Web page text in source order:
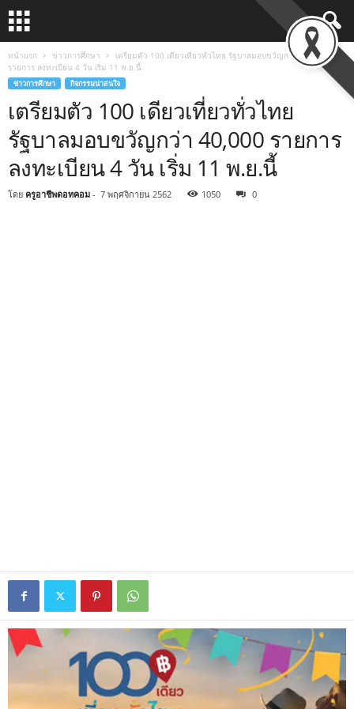
หน้าแรก ข่าวการศึกษา
เตรียมตัว 100 เดียวเที่ยวทั่วไทย รัฐบาลมอบขวัญกว่า 40,000
รายการ ลงทะเบียน 4 วัน เริ่ม 11 พ.ย.นี้
ข่าวการศึกษา กิจกรรมน่าสนใจ
เตรียมตัว 100 เดียวเที่ยวทั่วไทย
รัฐบาลมอบขวัญกว่า 40,000 รายการ
ลงทะเบียน 4 วัน เริ่ม 11 พ.ย.นี้
โดย ครูอาชีพดอทคอม - 7 พฤศจิกายน 2562 1050 0